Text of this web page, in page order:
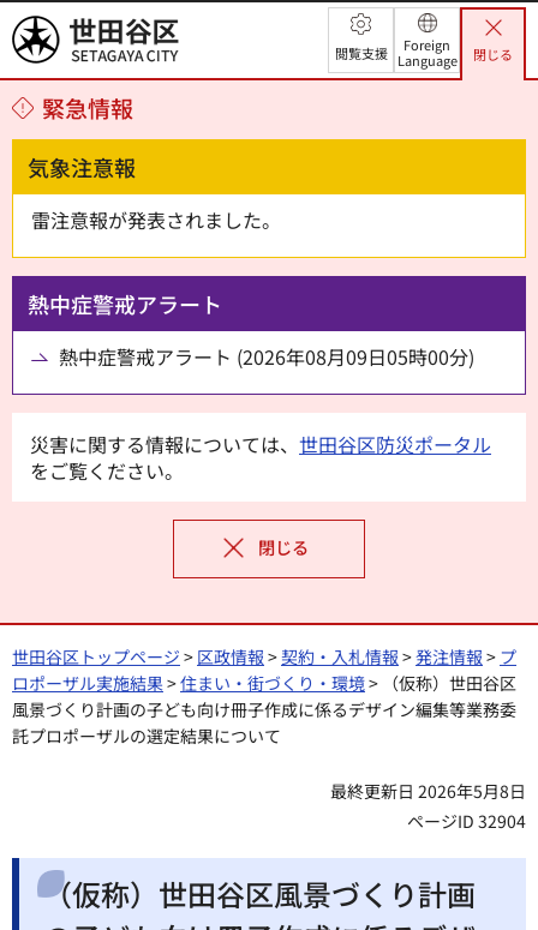
世田谷区 閲覧支援
Foreign
Language
閉じる
緊急情報
気象注意報
雷注意報が発表されました。
熱中症警戒アラート
熱中症警戒アラート (2026年08月09日05時00分)
災害に関する情報については、 世田谷区防災ポータル
をご覧ください。
閉じる
世田谷区トップページ > 区政情報 >契約・入札情報 >発注情報 > プ
ロポーザル実施結果>住まい・街づくり・環境> （仮称）世田谷区
風景づくり計画の子ども向け冊子作成に係るデザイン編集等業務委
託プロポーザルの選定結果について
最終更新日 2026年5月8日
ページID 32904
（仮称）世田谷区風景づくり計画